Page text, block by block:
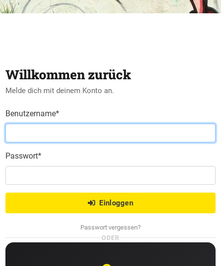
Willkommen zurück
Melde dich mit deinem Konto an.
Benutzername*
Passwort*
Einloggen
Passwort vergessen?
ODER